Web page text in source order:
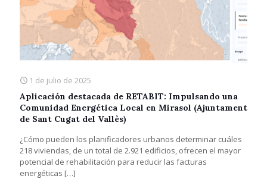
1 de julio de 2025
Aplicación destacada de RETABIT: Impulsando una
Comunidad Energética Local en Mirasol (Ajuntament
de Sant Cugat del Vallès)
¿Cómo pueden los planificadores urbanos determinar cuáles
218 viviendas, de un total de 2.921 edificios, ofrecen el mayor
potencial de rehabilitación para reducir las facturas
energéticas […]